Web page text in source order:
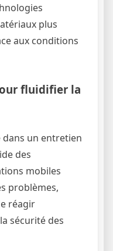
plus
aux conditions
fluidifier la
dans un entretien
des
mobiles
problèmes,
réagir
sécurité des